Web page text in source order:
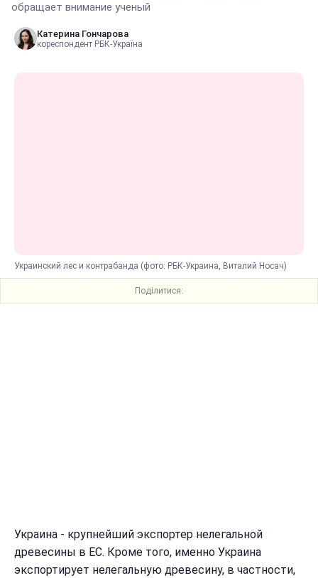
обращает внимание ученый
Катерина Гончарова
кореспондент РБК-Україна
Украинский лес и контрабанда (фото: РБК-Украина, Виталий Носач)
Поділитися:
Украина - крупнейший экспортер нелегальной
древесины в ЕС. Кроме того, именно Украина
экспортирует нелегальную древесину, в частности,